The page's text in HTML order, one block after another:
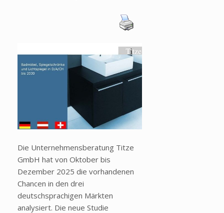
Die Unternehmensberatung Titze
GmbH hat von Oktober bis
Dezember 2025 die vorhandenen
Chancen in den drei
deutschsprachigen Märkten
analysiert. Die neue Studie